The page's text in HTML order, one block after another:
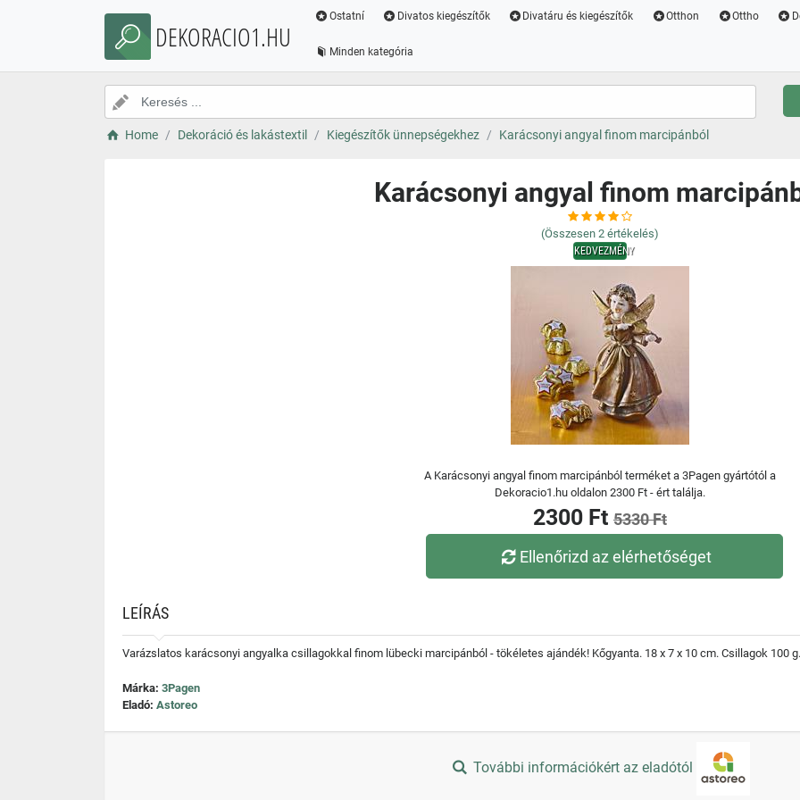
DEKORACIO1.HU
Ostatní Divatos kiegészítők Divatáru és kiegészítők Otthon Ottho
Minden kategória
Home Dekoráció és lakástextil Kiegészítők ünnepségekhez Karácsonyi angyal finom marcipánból
Karácsonyi angyal finom
(Összesen 2 értékelés)
KEDVEZMÉNY
A Karácsonyi angyal finom marcipánból terméket a 3Pagen gyártótól a
Dekoracio1.hu oldalon 2300 Ft - ért találja.
2300 Ft 5330 Ft
Ellenőrizd az elérhetőséget
LEÍRÁS
Varázslatos karácsonyi angyalka csillagokkal finom lübecki marcipánból - tökéletes ajándék! Kőgyanta. 18 x 7 x 10 cm. Csillagok 100 g.
Márka: 3Pagen
Eladó: Astoreo
További információkért az eladótól